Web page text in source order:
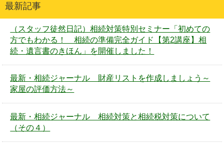
最新記事
（スタッフ徒然日記）相続対策特別セミナー「初めての
方でもわかる！ 相続の準備完全ガイド【第2講座】相
続・遺言書のきほん」を開催しました！
最新・相続ジャーナル 財産リストを作成しましょう～
家屋の評価方法～
最新・相続ジャーナル 相続対策と相続税対策について
（その４）